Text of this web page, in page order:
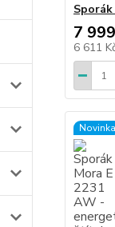
Sporák
7
6 611
Novinka